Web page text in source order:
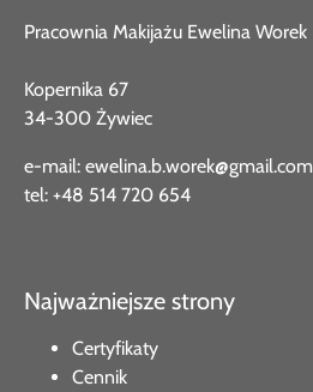
Pracownia Makijażu Ewelina Worek
Kopernika 67
34-300 Żywiec
e-mail: ewelina.b.worek@gmail.com
tel: +48 514 720 654
Najważniejsze strony
Certyfikaty
Cennik